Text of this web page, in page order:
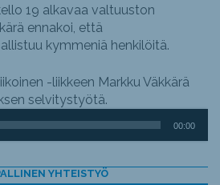
19 alkavaa valtuuston
ennakoi, että
kymmeniä henkilöitä.
-liikkeen Markku Väkkärä
selvitystyötä.
00:00
YHTEISTYÖ